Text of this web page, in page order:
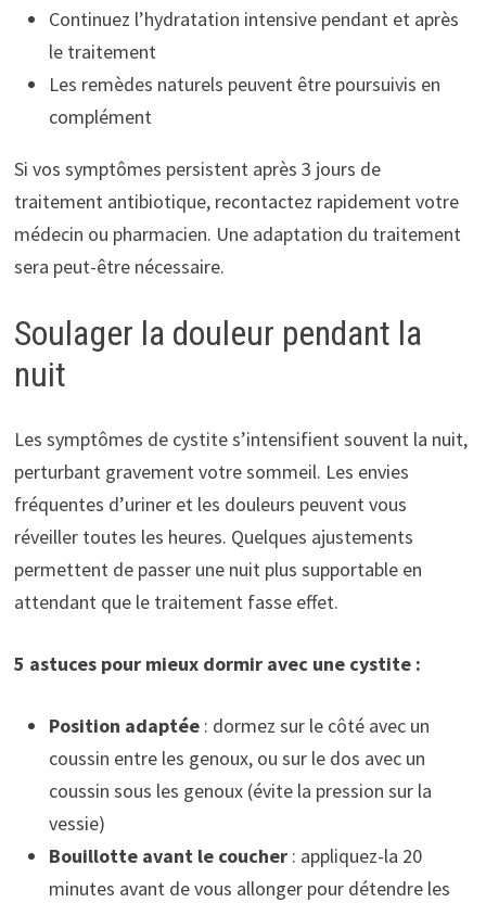
Continuez l’hydratation intensive pendant et après
le traitement
Les remèdes naturels peuvent être poursuivis en
complément
Si vos symptômes persistent après 3 jours de
traitement antibiotique, recontactez rapidement votre
médecin ou pharmacien. Une adaptation du traitement
sera peut-être nécessaire.
Soulager la douleur pendant la
nuit
Les symptômes de cystite s’intensifient souvent la nuit,
perturbant gravement votre sommeil. Les envies
fréquentes d’uriner et les douleurs peuvent vous
réveiller toutes les heures. Quelques ajustements
permettent de passer une nuit plus supportable en
attendant que le traitement fasse effet.
5 astuces pour mieux dormir avec une cystite :
Position adaptée: dormez sur le côté avec un
coussin entre les genoux, ou sur le dos avec un
coussin sous les genoux (évite la pression sur la
vessie)
Bouillotte avant le coucher: appliquez-la 20
minutes avant de vous allonger pour détendre les